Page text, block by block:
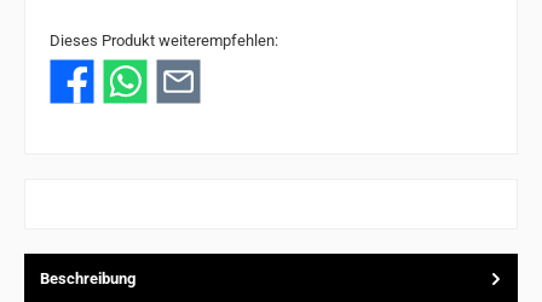
Dieses Produkt weiterempfehlen:
Beschreibung